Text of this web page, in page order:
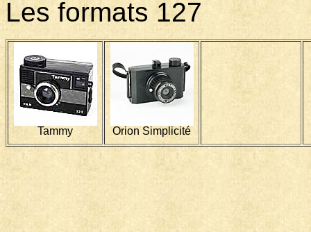
Les formats 127
Tammy Orion Simplicité